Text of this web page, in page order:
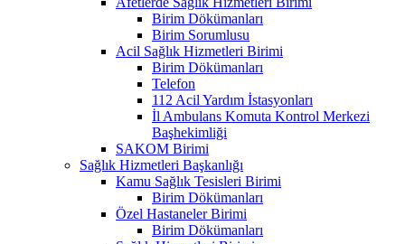
Birim Dökümanları
Birim Sorumlusu
Acil Sağlık Hizmetleri Birimi
Birim Dökümanları
Telefon
112 Acil Yardım İstasyonları
İl Ambulans Komuta Kontrol Merkezi
Başhekimliği
SAKOM Birimi
Sağlık Hizmetleri Başkanlığı
Kamu Sağlık Tesisleri Birimi
Birim Dökümanları
Özel Hastaneler Birimi
Birim Dökümanları